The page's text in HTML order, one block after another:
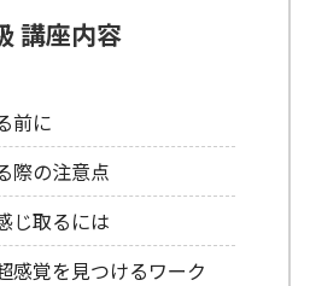
講座内容
前に
際の注意点
じ取るには
感覚を見つけるワーク